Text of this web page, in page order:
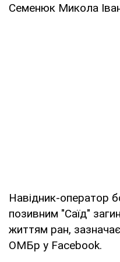
Семенюк Микола
Навідник-оператор
позивним "Саїд"
життям ран,
ОМБр у Facebook.